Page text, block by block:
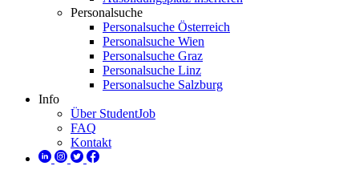
Personalsuche
Personalsuche Österreich
Personalsuche Wien
Personalsuche Graz
Personalsuche Linz
Personalsuche Salzburg
Info
Über StudentJob
FAQ
Kontakt